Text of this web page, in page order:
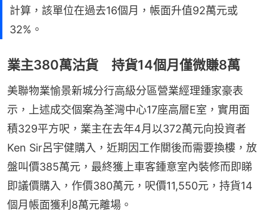
計算，該單位在過去16個月，帳面升值92萬元或
32%。
業主380萬沽貨 持貨14個月僅微賺8萬
美聯物業愉景新城分行高級分區營業經理鍾家豪表
示，上述成交個案為荃灣中心17座高層E室，實用面
積329平方呎，業主在去年4月以372萬元向投資者
Ken Sir呂宇健購入，近期因工作關後而需要換樓，放
盤叫價385萬元，最終獲上車客鍾意室內裝修而即睇
即議價購入，作價380萬元，呎價11,550元，持貨14
個月帳面獲利8萬元離場。